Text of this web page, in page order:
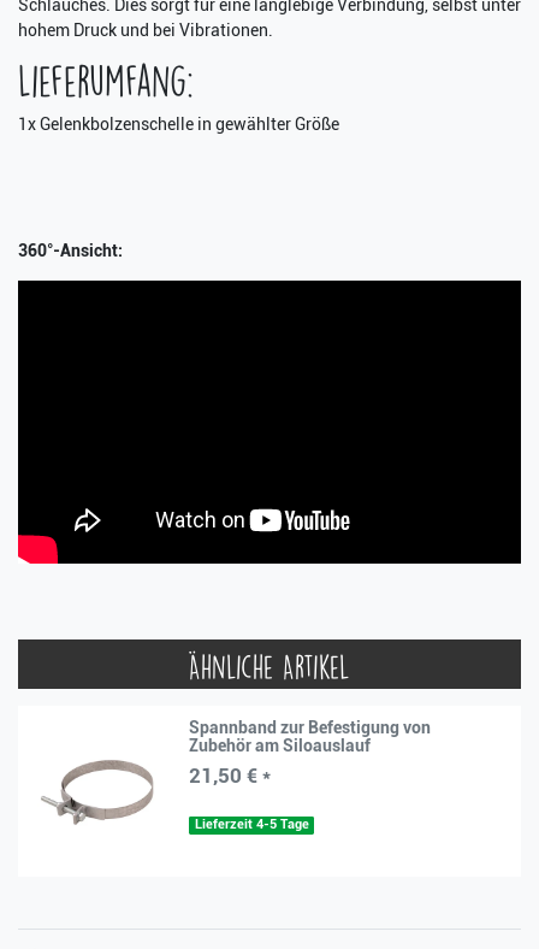
Schlauches. Dies sorgt für eine langlebige Verbindung, selbst unter
hohem Druck und bei Vibrationen.
Lieferumfang:
1x Gelenkbolzenschelle in gewählter Größe
360°-Ansicht:
Ähnliche Artikel
Spannband zur Befestigung von
Zubehör am Siloauslauf
21,50 € *
Lieferzeit 4-5 Tage